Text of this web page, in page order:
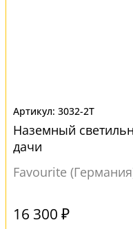
3032-2T
Наземный
дачи
Favourite
16 300 ₽